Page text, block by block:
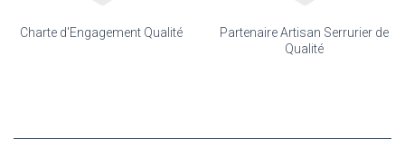
Charte d'Engagement Qualité
Partenaire Artisan Serrurier de
Qualité